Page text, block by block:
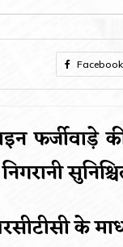
Facebook
फर्जीवाड़े
के